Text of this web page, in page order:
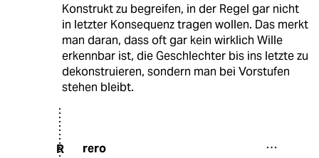
Konstrukt zu begreifen, in der Regel gar nicht
in letzter Konsequenz tragen wollen. Das merkt
man daran, dass oft gar kein wirklich Wille
erkennbar ist, die Geschlechter bis ins letzte zu
dekonstruieren, sondern man bei Vorstufen
stehen bleibt.
R rero